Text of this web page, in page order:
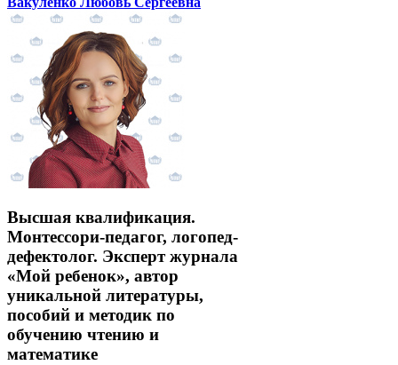
Высшая квалификация.
Монтессори-педагог, логопед-
дефектолог. Эксперт журнала
«Мой ребенок», автор
уникальной литературы,
пособий и методик по
обучению чтению и
математике